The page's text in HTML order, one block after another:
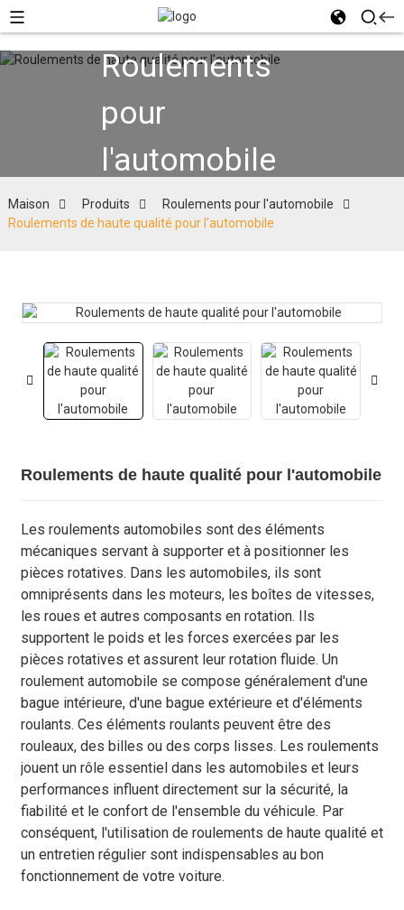
Roulements
pour
l'automobile
Maison Produits
Roulements pour l'automobile
Roulements de haute qualité pour l'automobile
Roulements de haute qualité pour l'automobile
Les roulements automobiles sont des éléments
mécaniques servant à supporter et à positionner les
pièces rotatives. Dans les automobiles, ils sont
omniprésents dans les moteurs, les boîtes de vitesses,
les roues et autres composants en rotation. Ils
supportent le poids et les forces exercées par les
pièces rotatives et assurent leur rotation fluide. Un
roulement automobile se compose généralement d'une
bague intérieure, d'une bague extérieure et d'éléments
roulants. Ces éléments roulants peuvent être des
rouleaux, des billes ou des corps lisses. Les roulements
jouent un rôle essentiel dans les automobiles et leurs
performances influent directement sur la sécurité, la
fiabilité et le confort de l'ensemble du véhicule. Par
conséquent, l'utilisation de roulements de haute qualité et
un entretien régulier sont indispensables au bon
fonctionnement de votre voiture.